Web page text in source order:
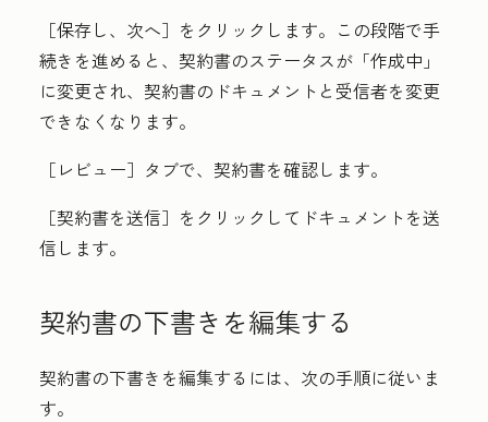
［保存し、次へ］ をクリックします。この段階で手
続きを進めると、契約書のステータスが「作成中」
に変更され、契約書のドキュメントと受信者を変更
できなくなります。
［レビュー］タブで、契約書を確認します。
［契約書を送信］ をクリックしてドキュメントを送
信します。
契約書の下書きを編集する
契約書の下書きを編集するには、次の手順に従いま
す。